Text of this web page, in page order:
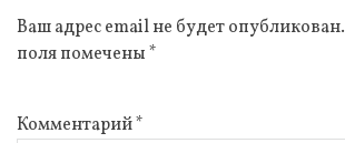
Ваш адрес email не будет опубликован.
поля помечены*
Комментарий*